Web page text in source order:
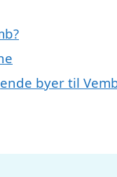
byer til